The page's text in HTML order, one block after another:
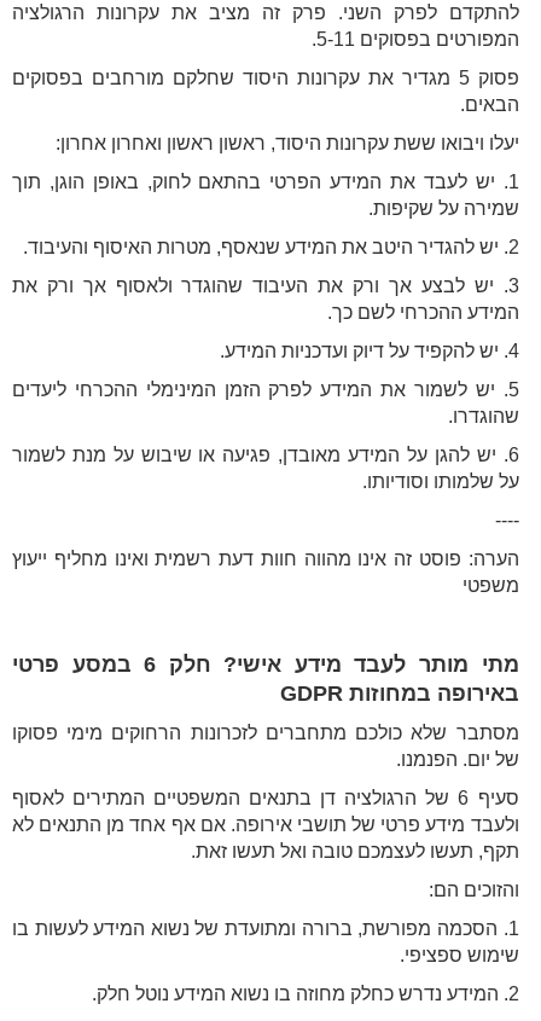
להתקדם לפרק השני. פרק זה מציב את עקרונות הרגולציה
המפורטים בפסוקים 5-11.
פסוק 5 מגדיר את עקרונות היסוד שחלקם מורחבים בפסוקים
הבאים.
יעלו ויבואו ששת עקרונות היסוד, ראשון ראשון ואחרון אחרון:
1. יש לעבד את המידע הפרטי בהתאם לחוק, באופן הוגן, תוך
שמירה על שקיפות.
2. יש להגדיר היטב את המידע שנאסף, מטרות האיסוף והעיבוד.
3. יש לבצע אך ורק את העיבוד שהוגדר ולאסוף אך ורק את
המידע ההכרחי לשם כך.
4. יש להקפיד על דיוק ועדכניות המידע.
5. יש לשמור את המידע לפרק הזמן המינימלי ההכרחי ליעדים
שהוגדרו.
6. יש להגן על המידע מאובדן, פגיעה או שיבוש על מנת לשמור
על שלמותו וסודיותו.
----
הערה: פוסט זה אינו מהווה חוות דעת רשמית ואינו מחליף ייעוץ
משפטי
מתי מותר לעבד מידע אישי? חלק 6 במסע פרטי
באירופה במחוזות GDPR
מסתבר שלא כולכם מתחברים לזכרונות הרחוקים מימי פסוקו
של יום. הפנמנו.
סעיף 6 של הרגולציה דן בתנאים המשפטיים המתירים לאסוף
ולעבד מידע פרטי של תושבי אירופה. אם אף אחד מן התנאים לא
תקף, תעשו לעצמכם טובה ואל תעשו זאת.
והזוכים הם:
1. הסכמה מפורשת, ברורה ומתועדת של נשוא המידע לעשות בו
שימוש ספציפי.
2. המידע נדרש כחלק מחוזה בו נשוא המידע נוטל חלק.